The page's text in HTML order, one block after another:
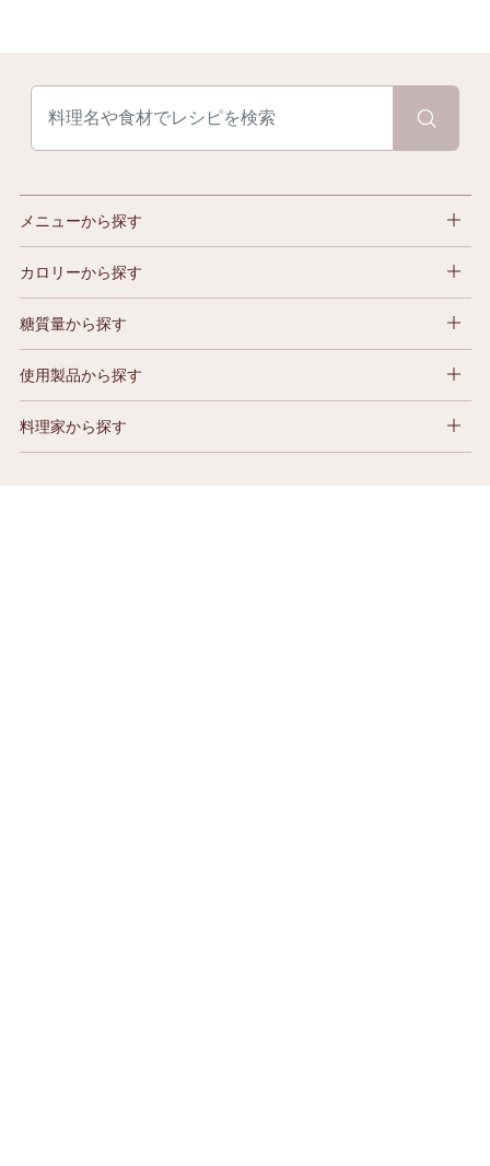
メニューから探す
カロリーから探す
糖質量から探す
使用製品から探す
料理家から探す